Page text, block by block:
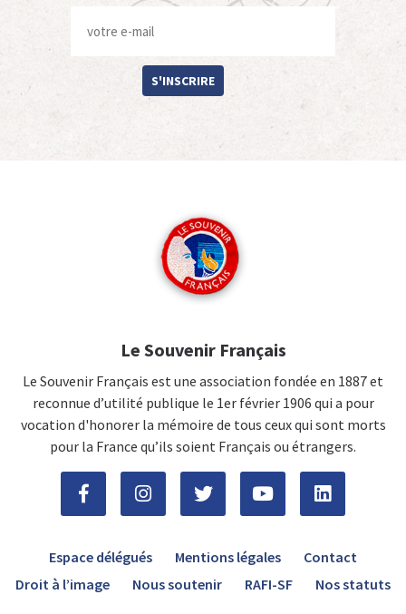
S'INSCRIRE
Le Souvenir Français
Le Souvenir Français est une association fondée en 1887 et
reconnue d’utilité publique le 1er février 1906 qui a pour
vocation d'honorer la mémoire de tous ceux qui sont morts
pour la France qu’ils soient Français ou étrangers.
Espace délégués Mentions légales
Contact
Droit à l’image
Nous soutenir RAFI-SF Nos statuts